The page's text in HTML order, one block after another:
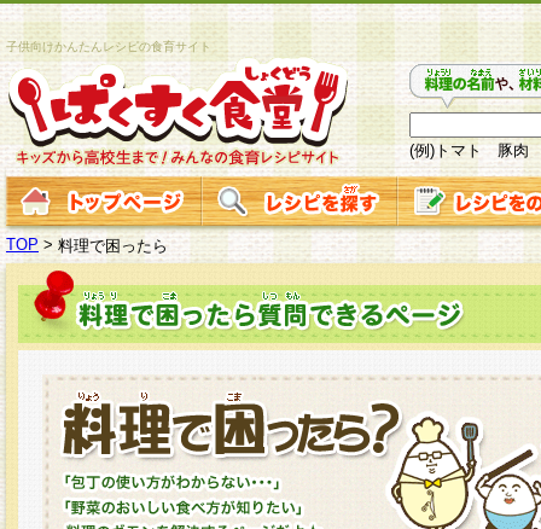
子供向けかんたんレシピの食育サイト
(例)トマト 豚肉
TOP >料理で困ったら